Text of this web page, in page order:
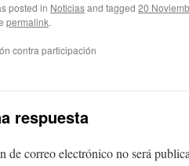
posted in Noticiasand tagged 20
permalink.
contra participación
respuesta
de correo electrónico no será